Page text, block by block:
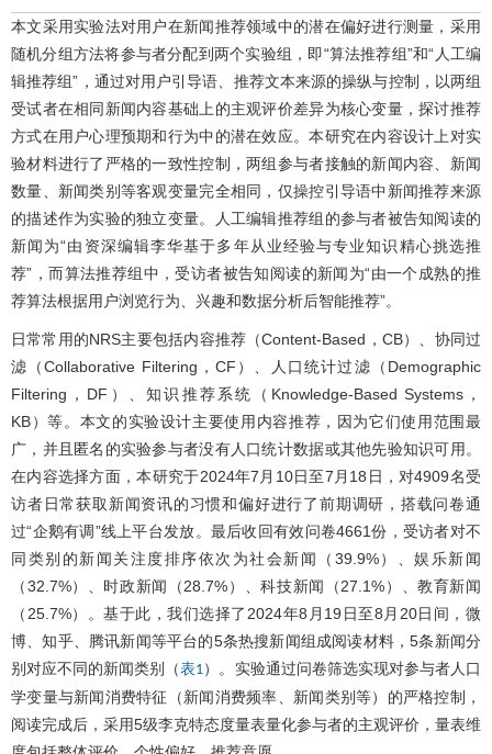
本文采用实验法对用户在新闻推荐领域中的潜在偏好进行测量，采用
随机分组方法将参与者分配到两个实验组，即“算法推荐组”和“人工编
辑推荐组”，通过对用户引导语、推荐文本来源的操纵与控制，以两组
受试者在相同新闻内容基础上的主观评价差异为核心变量，探讨推荐
方式在用户心理预期和行为中的潜在效应。本研究在内容设计上对实
验材料进行了严格的一致性控制，两组参与者接触的新闻内容、新闻
数量、新闻类别等客观变量完全相同，仅操控引导语中新闻推荐来源
的描述作为实验的独立变量。人工编辑推荐组的参与者被告知阅读的
新闻为“由资深编辑李华基于多年从业经验与专业知识精心挑选推
荐”，而算法推荐组中，受访者被告知阅读的新闻为“由一个成熟的推
荐算法根据用户浏览行为、兴趣和数据分析后智能推荐”。
日常常用的NRS主要包括内容推荐（Content-Based，CB）、协同过
滤（Collaborative Filtering，CF）、人口统计过滤（Demographic
Filtering，DF）、知识推荐系统（Knowledge-Based Systems，
KB）等。本文的实验设计主要使用内容推荐，因为它们使用范围最
广，并且匿名的实验参与者没有人口统计数据或其他先验知识可用。
在内容选择方面，本研究于2024年7月10日至7月18日，对4909名受
访者日常获取新闻资讯的习惯和偏好进行了前期调研，搭载问卷通
过“企鹅有调”线上平台发放。最后收回有效问卷4661份，受访者对不
同类别的新闻关注度排序依次为社会新闻（39.9%）、娱乐新闻
（32.7%）、时政新闻（28.7%）、科技新闻（27.1%）、教育新闻
（25.7%）。基于此，我们选择了2024年8月19日至8月20日间，微
博、知乎、腾讯新闻等平台的5条热搜新闻组成阅读材料，5条新闻分
别对应不同的新闻类别（表1）。实验通过问卷筛选实现对参与者人口
学变量与新闻消费特征（新闻消费频率、新闻类别等）的严格控制，
阅读完成后，采用5级李克特态度量表量化参与者的主观评价，量表维